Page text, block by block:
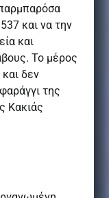
και να την
και
Το μέρος
δεν
της
Κακιάς